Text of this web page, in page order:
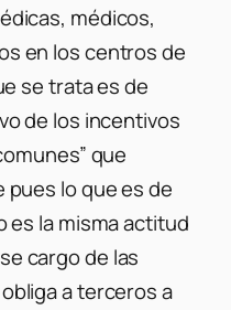
médicos,
en los centros de
se trata es de
de los incentivos
que
lo que es de
es la misma actitud
cargo de las
a terceros a